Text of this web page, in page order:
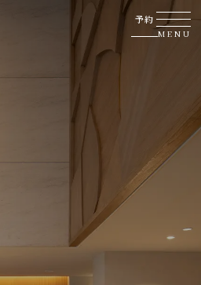
予約
MENU